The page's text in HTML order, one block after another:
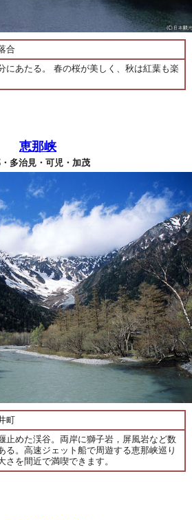
合
にあたる。 春の桜が美しく、秋は紅葉も楽
恵那峡
多治見・可児・加茂
町
止めた渓谷。両岸に獅子岩，屏風岩など数
る。高速ジェット船で周遊する恵那峡巡り
さを間近で満喫できます。